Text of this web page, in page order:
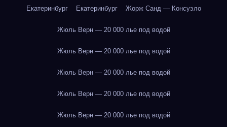
Екатеринбург Екатеринбург Жорж Санд — Консуэло
Жюль Верн — 20 000 лье под водой
Жюль Верн — 20 000 лье под водой
Жюль Верн — 20 000 лье под водой
Жюль Верн — 20 000 лье под водой
Жюль Верн — 20 000 лье под водой